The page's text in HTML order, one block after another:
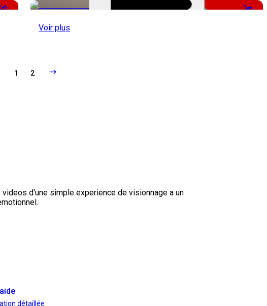
-48%
Voir plus
1 2
d'une simple experience de visionnage a un
détaillée